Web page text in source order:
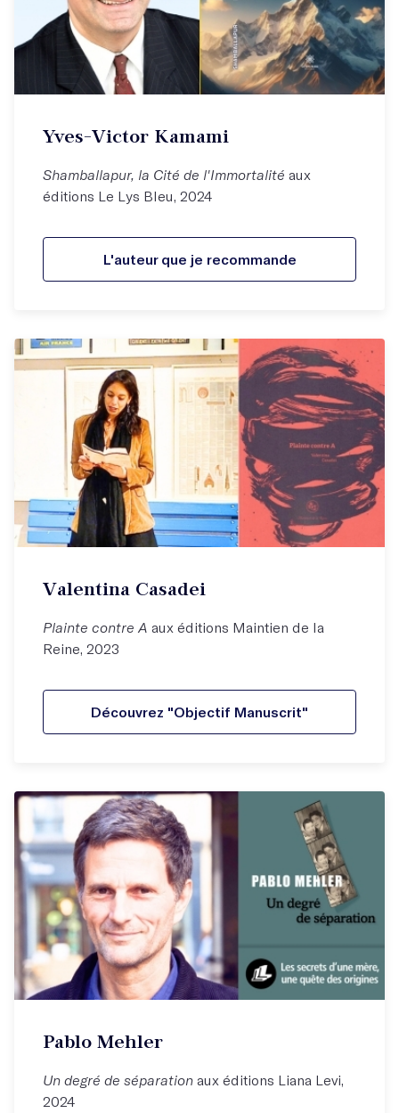
Yves-Victor Kamami
Shamballapur, la Cité de l'Immortalité aux
éditions Le Lys Bleu, 2024
L'auteur que je recommande
Valentina Casadei
Plainte contre A aux éditions Maintien de la
Reine, 2023
Découvrez "Objectif Manuscrit"
Pablo Mehler
Un degré de séparation aux éditions Liana Levi,
2024